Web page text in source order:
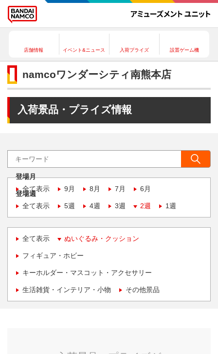
店舗情報 イベント&ニュース 入荷プライズ 設置ゲーム機
namcoワンダーシティ南熊本店
入荷景品・プライズ情報
登場月
全て表示
9月 8月 7月 6月
登場週
全て表示
5週 4週 3週 2週 1週
全て表示 ぬいぐるみ・クッション
フィギュア・ホビー
キーホルダー・マスコット・アクセサリー
生活雑貨・インテリア・小物 その他景品